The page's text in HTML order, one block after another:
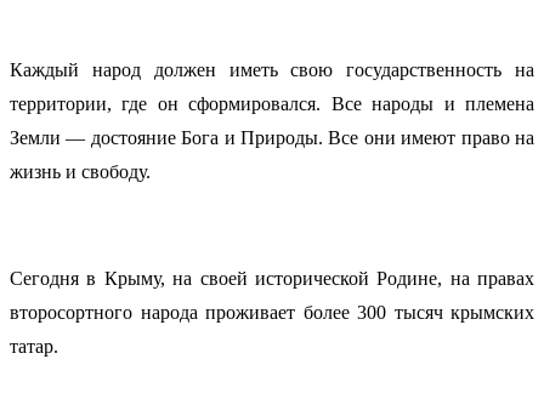
Каждый народ должен иметь свою государственность на
территории, где он сформировался. Все народы и племена
Земли — достояние Бога и Природы. Все они имеют право на
жизнь и свободу.
Сегодня в Крыму, на своей исторической Родине, на правах
второсортного народа проживает более 300 тысяч крымских
татар.